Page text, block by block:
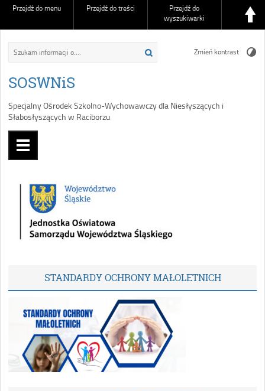
Przejdź do menu Przejdź do treści
Przejdź do
wyszukiwarki
SOSWNiS
Specjalny Ośrodek Szkolno-Wychowawczy dla Niesłyszących i
Słabosłyszących w Raciborzu
Zmień kontrast
STANDARDY OCHRONY MAŁOLETNICH